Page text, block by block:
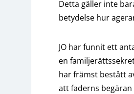
Detta gäller inte
betydelse hur
JO har funnit ett
en
har främst bestått
att faderns